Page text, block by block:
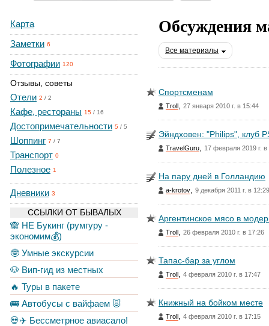
Карта
Заметки 6
Фотографии 120
Отзывы, советы
Отели 2 / 2
Кафе, рестораны 15 / 16
Достопримечательности 5 / 5
Шоппинг 7 / 7
Транспорт 0
Полезное 1
Дневники 3
ССЫЛКИ ОТ БЫВАЛЫХ
🙈 НЕ Букинг (румгуру -
экономим💰)
🤓 Умные экскурсии
🐶 Вип-гид из местных
🔥 Туры в пакете
🚌 Автобусы с вайфаем 🐷
💀✈️ Бессметрное авиасало!
Обсуждения
Все материалы
Спортсменам
Troll 27 января 2010 г. в 15:44
Эйндховен: "Philips", клуб
TravelGuru 17 февраля 2019 г. в
На пару дней в Голландию
a-krotov 9 декабря 2011 г. в 12:29
Аргентинское мясо в
Troll 26 февраля 2010 г. в 17:26
Тапас-бар за углом
Troll 4 февраля 2010 г. в 17:47
Книжный на бойком месте
Troll 4 февраля 2010 г. в 17:15